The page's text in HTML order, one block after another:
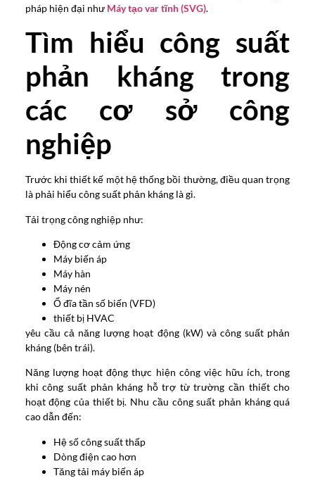
pháp hiện đại như Máy tạo var tĩnh (SVG).
Tìm hiểu công suất
phản kháng trong
các cơ sở công
nghiệp
Trước khi thiết kế một hệ thống bồi thường, điều quan trọng
là phải hiểu công suất phản kháng là gì.
Tải trọng công nghiệp như:
Động cơ cảm ứng
Máy biến áp
Máy hàn
Máy nén
Ổ đĩa tần số biến (VFD)
thiết bị HVAC
yêu cầu cả năng lượng hoạt động (kW) và công suất phản
kháng (bên trái).
Năng lượng hoạt động thực hiện công việc hữu ích, trong
khi công suất phản kháng hỗ trợ từ trường cần thiết cho
hoạt động của thiết bị. Nhu cầu công suất phản kháng quá
cao dẫn đến:
Hệ số công suất thấp
Dòng điện cao hơn
Tăng tải máy biến áp